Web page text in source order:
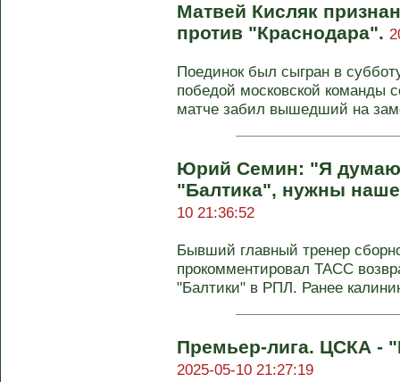
Матвей Кисляк
против "Краснодара".
Поединок был сыгран в
победой московской команды
матче забил вышедший на
Юрий Семин: "Я думаю,
"Балтика", нужны
10 21:36:52
Бывший главный тренер
прокомментировал ТАСС
"Балтики" в РПЛ. Ранее
Премьер-лига. ЦСКА -
2025-05-10 21:27:19